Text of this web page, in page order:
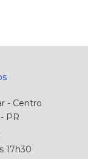
- Centro
PR
17h30